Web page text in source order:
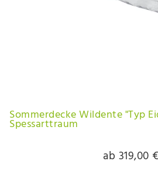
Sommerdecke Wildente "Typ
Spessarttraum
ab 319,00 €